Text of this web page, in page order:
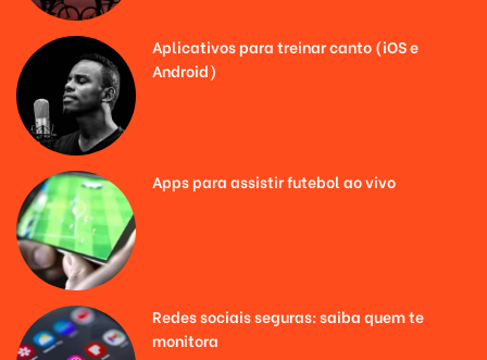
Aplicativos para treinar canto (iOS e
Android)
Apps para assistir futebol ao vivo
Redes sociais seguras: saiba quem te
monitora